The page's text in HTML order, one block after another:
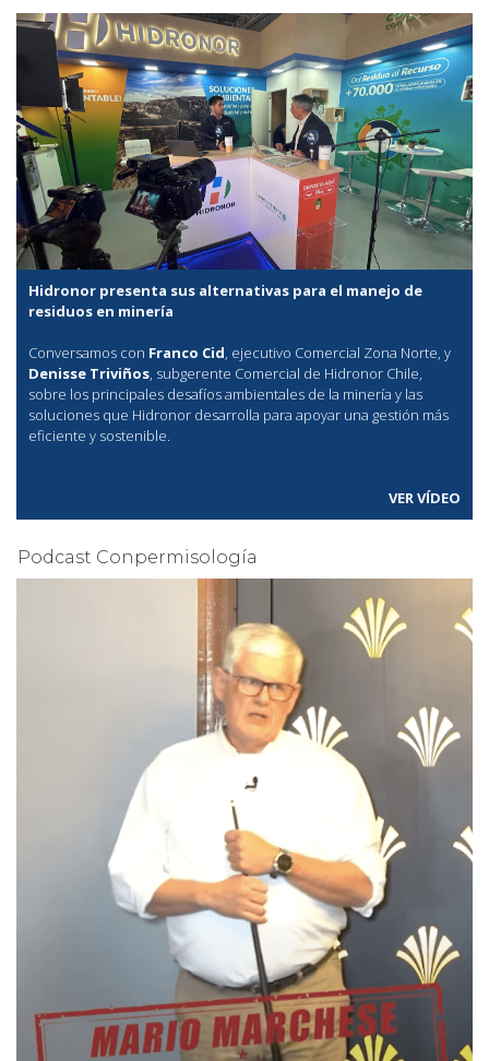
Hidronor presenta sus alternativas para el manejo de
residuos en minería
Conversamos con Franco Cid, ejecutivo Comercial Zona Norte, y
Denisse Triviños, subgerente Comercial de Hidronor Chile,
sobre los principales desafíos ambientales de la minería y las
soluciones que Hidronor desarrolla para apoyar una gestión más
eficiente y sostenible.
VER VÍDEO
Podcast Conpermisología